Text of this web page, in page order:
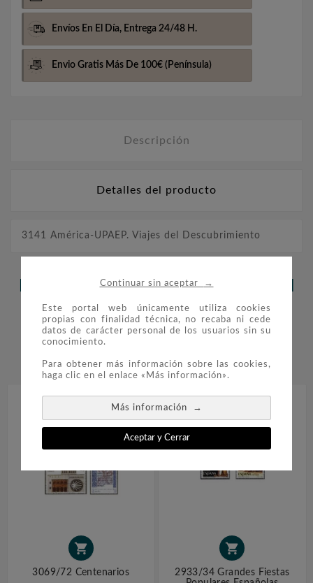
Continuar sin aceptar →
Este portal web únicamente utiliza cookies
propias con finalidad técnica, no recaba ni cede
datos de carácter personal de los usuarios sin su
conocimiento.
Para obtener más información sobre las cookies,
haga clic en el enlace «Más información».
Más información →
Aceptar y Cerrar
Envíos En El Día, Entrega 24/48 H.
Envio Gratis Más De 100€ (Península)
Descripción
Detalles del producto
3141 América-UPAEP. Viajes del Descubrimiento
LOS CLIENTES QUE ADQUIRIERON
ESTE PRODUCTO TAMBIÉN
COMPRARON:
 

3069/72 Centenarios

2933/34 Grandes Fiestas